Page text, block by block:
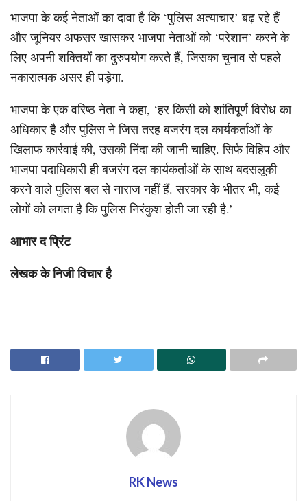
भाजपा के कई नेताओं का दावा है कि ‘पुलिस अत्याचार’ बढ़ रहे हैं
और जूनियर अफसर खासकर भाजपा नेताओं को ‘परेशान’ करने के
लिए अपनी शक्तियों का दुरुपयोग करते हैं, जिसका चुनाव से पहले
नकारात्मक असर ही पड़ेगा.
भाजपा के एक वरिष्ठ नेता ने कहा, ‘हर किसी को शांतिपूर्ण विरोध का
अधिकार है और पुलिस ने जिस तरह बजरंग दल कार्यकर्ताओं के
खिलाफ कार्रवाई की, उसकी निंदा की जानी चाहिए. सिर्फ विहिप और
भाजपा पदाधिकारी ही बजरंग दल कार्यकर्ताओं के साथ बदसलूकी
करने वाले पुलिस बल से नाराज नहीं हैं. सरकार के भीतर भी, कई
लोगों को लगता है कि पुलिस निरंकुश होती जा रही है.’
आभार द प्रिंट
लेखक के निजी विचार है
RK News